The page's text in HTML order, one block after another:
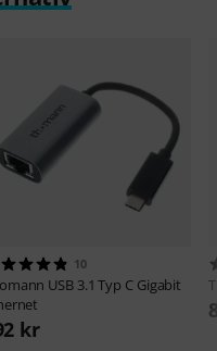
10
USB 3.1 Typ C Gigabit
kr